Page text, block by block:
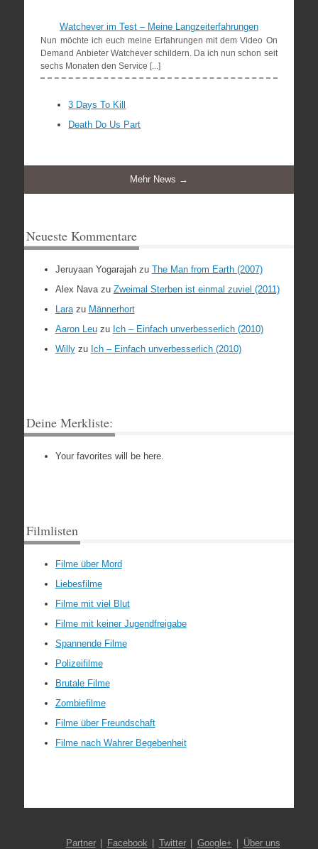
Watchever im Test – Meine Langzeiterfahrungen
Nun möchte ich euch meine Erfahrungen mit dem Video On
Demand Anbieter Watchever schildern. Da ich nun schon seit
sechs Monaten den Service [...]
3 Days To Kill
Death Do Us Part
Mehr News →
Neueste Kommentare
Jeruyaan Yogarajahzu The Man from Earth (2007)
Alex Navazu Zweimal Sterben ist einmal zuviel (2011)
Larazu Männerhort
Aaron Leuzu Ich – Einfach unverbesserlich (2010)
Willyzu Ich – Einfach unverbesserlich (2010)
Deine Merkliste:
Your favorites will be here.
Filmlisten
Filme über Mord
Liebesfilme
Filme mit viel Blut
Filme mit keiner Jugendfreigabe
Spannende Filme
Polizeifilme
Brutale Filme
Zombiefilme
Filme über Freundschaft
Filme nach Wahrer Begebenheit
Partner Facebook Twitter Google+ Über uns